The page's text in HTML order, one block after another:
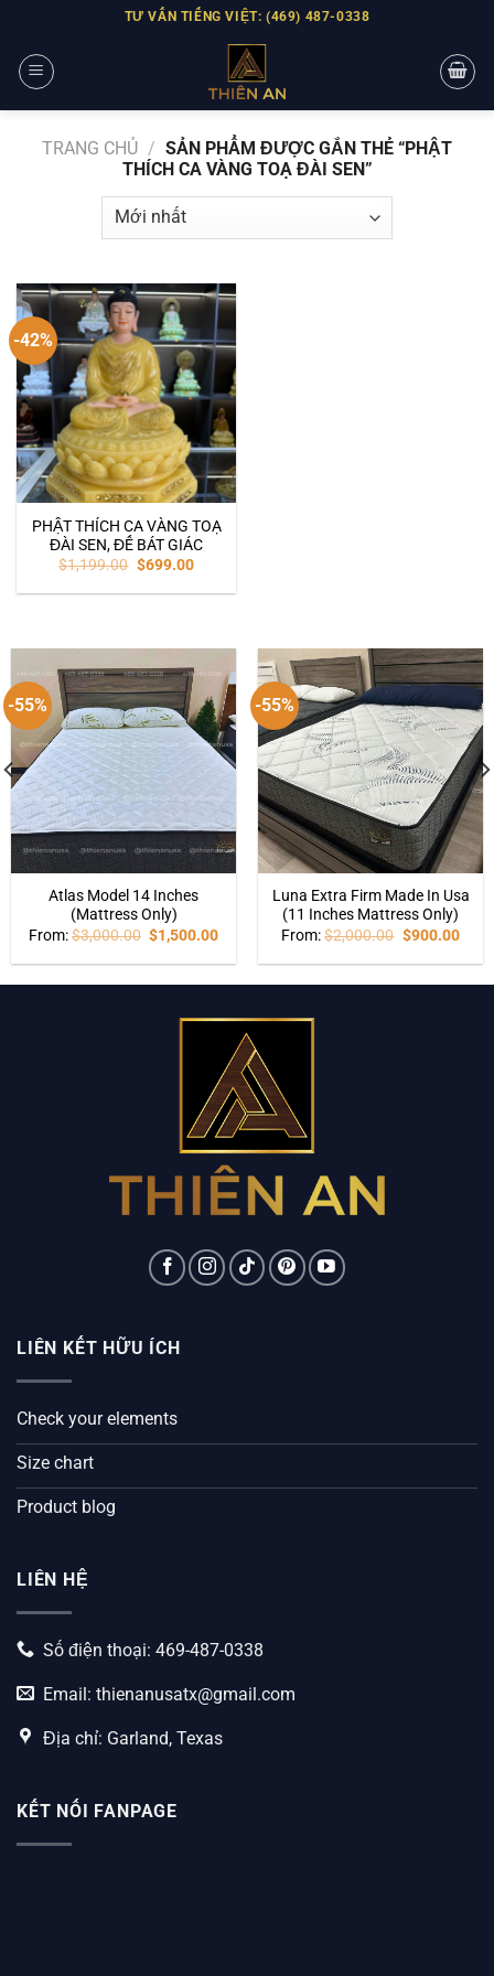
content
TƯ VẤN TIẾNG VIỆT: (469) 487-0338
TRANG CHỦ / SẢN PHẨM ĐƯỢC GẮN THẺ “PHẬT
THÍCH CA VÀNG TOẠ ĐÀI SEN”
-42%
PHẬT THÍCH CA VÀNG TOẠ
ĐÀI SEN, ĐẾ BÁT GIÁC
$1,199.00 $699.00
-55%
Atlas Model 14 Inches
(Mattress Only)
From:$3,000.00 $1,500.00
-55%
Luna Extra Firm Made In Usa
(11 Inches Mattress Only)
From: $2,000.00 $900.00
LIÊN KẾT HỮU ÍCH
Check your elements
Size chart
Product blog
LIÊN HỆ
Số điện thoại: 469-487-0338
Email: thienanusatx@gmail.com
Địa chỉ: Garland, Texas
KẾT NỐI FANPAGE